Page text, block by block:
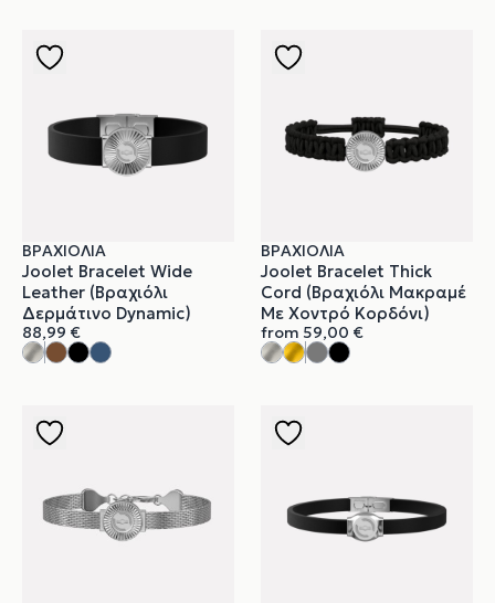
ΒΡΑΧΙΌΛΙΑ
Joolet Bracelet Wide
Leather (Βραχιόλι
Δερμάτινο Dynamic)
88,99 €
ΒΡΑΧΙΌΛΙΑ
Joolet Bracelet Thick
Cord (Βραχιόλι Μακραμέ
Με Χοντρό Κορδόνι)
from 59,00 €